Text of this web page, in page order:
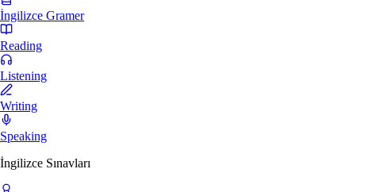
İngilizce Gramer
Reading
Listening
Writing
Speaking
İngilizce Sınavları